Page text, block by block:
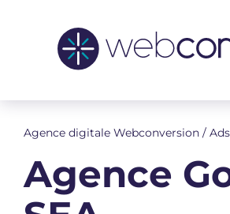
Agence digitale Webconversion / Ads
Agence